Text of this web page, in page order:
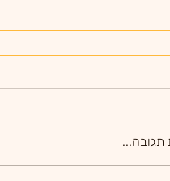
תגובה...